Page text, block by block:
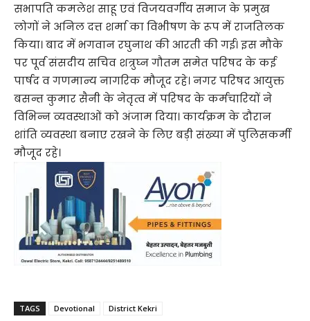
सभापति कमलेश साहू एवं विजयवर्गीय समाज के प्रमुख
लोगों ने अनिल दत्त शर्मा का विभीषण के रूप में राजतिलक
किया। बाद में भगवान रघुनाथ की आरती की गई। इस मौके
पर पूर्व संसदीय सचिव शत्रुघ्न गौतम समेत परिषद के कई
पार्षद व गणमान्य नागरिक मौजूद रहे। नगर परिषद आयुक्त
बसन्त कुमार सैनी के नेतृत्व में परिषद के कर्मचारियों ने
विभिन्न व्यवस्थाओं को अंजाम दिया। कार्यक्रम के दौरान
शांति व्यवस्था बनाए रखने के लिए बड़ी संख्या में पुलिसकर्मी
मौजूद रहे।
TAGS Devotional District Kekri